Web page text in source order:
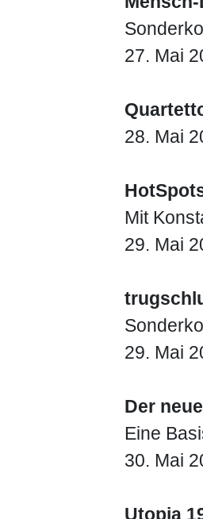
27. Mai
28. Mai
Mit
29. Mai
29. Mai
Der
Eine
30. Mai
Utopia